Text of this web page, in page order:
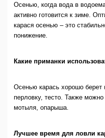
Осенью, когда вода в
активно готовится к зиме.
карася осенью – это
понижение.
Какие приманки
Осенью карась хорошо берет
перловку, тесто. Также
мотыля, опарыша.
Лучшее время для ловли